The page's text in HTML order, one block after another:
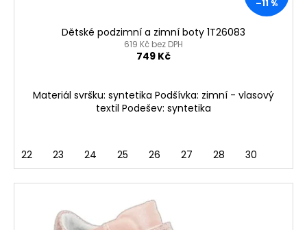
–11 %
Dětské podzimní a zimní boty 1T26083
619 Kč bez DPH
749 Kč
Materiál svršku: syntetika Podšívka: zimní - vlasový
textil Podešev: syntetika
22 23 24 25 26 27 28 30